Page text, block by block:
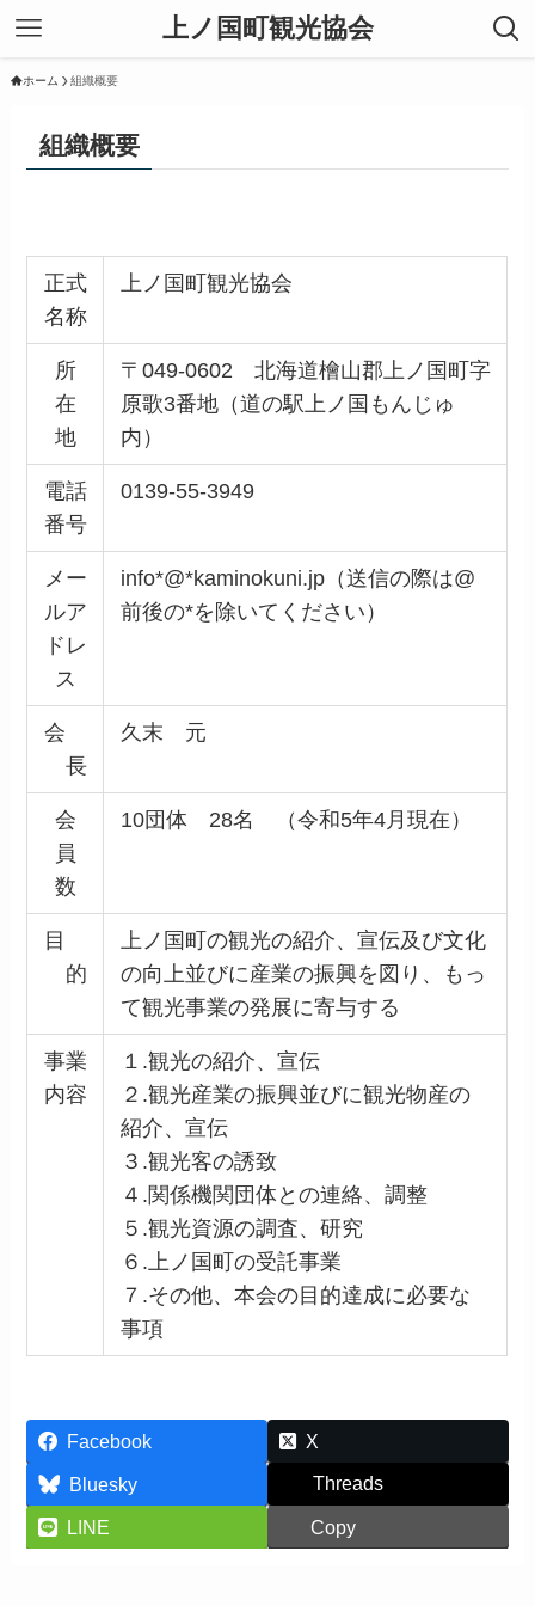
上ノ国町観光協会
ホーム 組織概要
組織概要
正式
名称
上ノ国町観光協会
所
在
地
〒049-0602 北海道檜山郡上ノ国町字
原歌3番地（道の駅上ノ国もんじゅ
内）
電話
番号
0139-55-3949
メー
ルア
ドレ
ス
info*@*kaminokuni.jp（送信の際は@
前後の*を除いてください）
会
長
久末 元
会
員
数
10団体 28名 （令和5年4月現在）
目
的
上ノ国町の観光の紹介、宣伝及び文化
の向上並びに産業の振興を図り、もっ
て観光事業の発展に寄与する
事業
内容
１.観光の紹介、宣伝
２.観光産業の振興並びに観光物産の
紹介、宣伝
３.観光客の誘致
４.関係機関団体との連絡、調整
５.観光資源の調査、研究
６.上ノ国町の受託事業
７.その他、本会の目的達成に必要な
事項
Facebook
X
Bluesky
Threads
LINE Copy